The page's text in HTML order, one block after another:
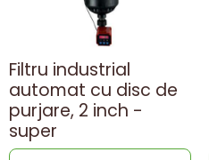
Filtru industrial
automat cu disc de
purjare, 2 inch -
super